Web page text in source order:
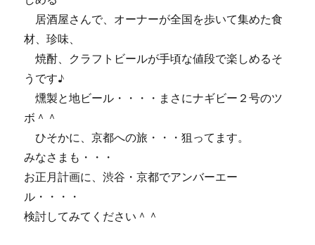
居酒屋さんで、オーナーが全国を歩いて集めた食
材、珍味、
焼酎、クラフトビールが手頃な値段で楽しめるそ
うです♪
燻製と地ビール・・・・まさにナギビー２号のツ
ボ＾＾
ひそかに、京都への旅・・・狙ってます。
みなさまも・・・
お正月計画に、渋谷・京都でアンバーエー
ル・・・・
検討してみてください＾＾